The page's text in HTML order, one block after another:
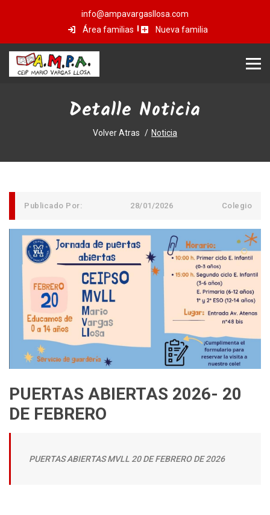
info@ampavargasllosa.com
Área familias
Nueva familia
Detalle Noticia
Volver Atras Noticia
Publicado Por: 28/01/2026 Colegio
PUERTAS ABIERTAS 2026- 20
DE FEBRERO
PUERTAS ABIERTAS MVLL 20 DE FEBRERO DE 2026